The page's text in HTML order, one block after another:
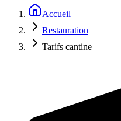
Accueil
Restauration
Tarifs cantine